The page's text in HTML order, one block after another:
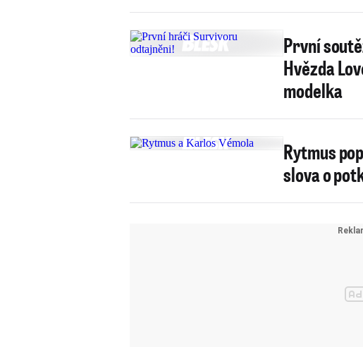
První
Hvězda
modelka
Rytmus
slova o